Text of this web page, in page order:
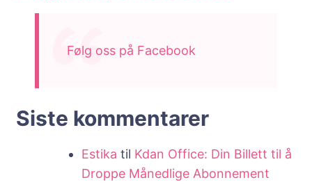
Følg oss på Facebook
Siste kommentarer
Estika til Kdan Office: Din Billett til å
Droppe Månedlige Abonnement